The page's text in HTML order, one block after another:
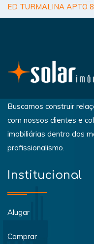
ED TURMALINA APTO
Buscamos construir
com nossos clientes e
imobiliárias dentro dos
profissionalismo.
Institucional
Alugar
Comprar